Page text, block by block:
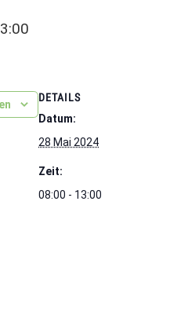
DETAILS
Datum:
28 Mai 2024
Zeit:
08:00 - 13:00